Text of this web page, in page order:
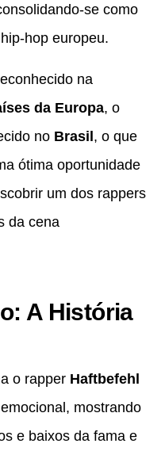
se como
hop europeu.
na
da Europa, o
no Brasil, o que
ótima oportunidade
um dos rappers
da cena
A História
o rapper Haftbefehl
mostrando
e baixos da fama e